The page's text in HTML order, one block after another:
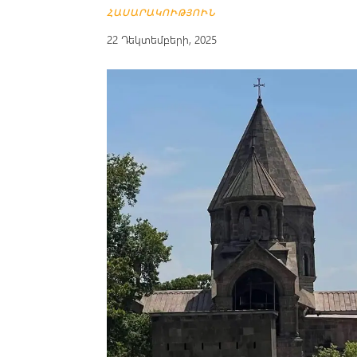
ՀԱՍԱՐԱԿՈՒԹՅՈՒՆ
22 Դեկտեմբերի, 2025